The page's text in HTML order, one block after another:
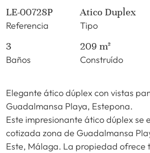
LE-00728P
Referencia
Atico Duplex
Tipo
3
Baños
209 m²
Construído
Elegante ático dúplex con vistas
Guadalmansa Playa, Estepona.
Este impresionante ático dúplex se
cotizada zona de Guadalmansa
Este, Málaga. La propiedad ofrece